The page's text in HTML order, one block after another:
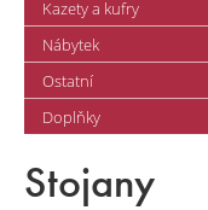
Kazety a kufry
Nábytek
Ostatní
Doplňky
Stojany